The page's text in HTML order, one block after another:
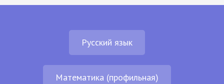
Русский язык
Математика (профильная)